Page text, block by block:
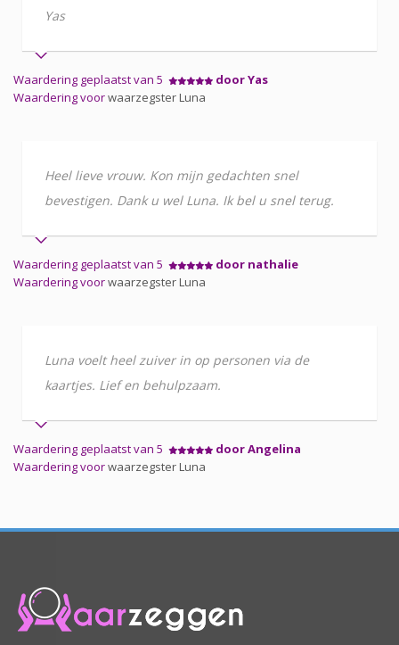
Yas
Waardering geplaatst van 5
door Yas
Waardering voorwaarzegster Luna
Heel lieve vrouw. Kon mijn gedachten snel
bevestigen. Dank u wel Luna. Ik bel u snel terug.
Waardering geplaatst van 5
door nathalie
Waardering voorwaarzegster Luna
Luna voelt heel zuiver in op personen via de
kaartjes. Lief en behulpzaam.
Waardering geplaatst van 5
door Angelina
Waardering voorwaarzegster Luna